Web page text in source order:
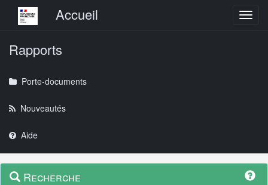
Menu principalAccueil
Rapports
Porte-documents
Nouveautés
Aide
Navigation
Menu
contextuel
Recherche